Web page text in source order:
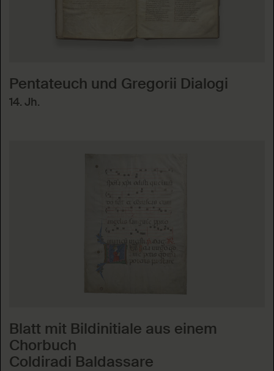
Pentateuch und Gregorii Dialogi
14. Jh.
Blatt mit Bildinitiale aus einem
Chorbuch
Coldiradi Baldassare